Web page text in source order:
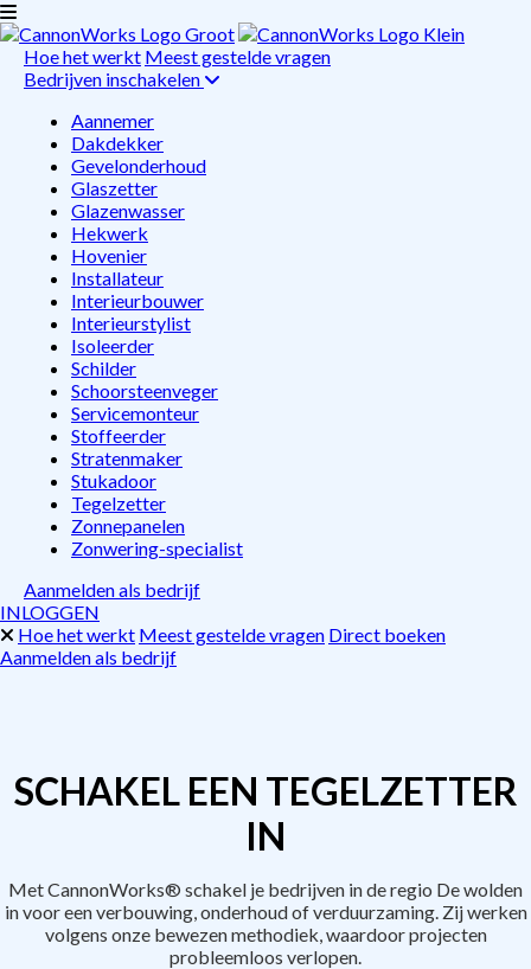
Hoe het werkt Meest gestelde vragen
Bedrijven inschakelen
Aannemer
Dakdekker
Gevelonderhoud
Glaszetter
Glazenwasser
Hekwerk
Hovenier
Installateur
Interieurbouwer
Interieurstylist
Isoleerder
Schilder
Schoorsteenveger
Servicemonteur
Stoffeerder
Stratenmaker
Stukadoor
Tegelzetter
Zonnepanelen
Zonwering-specialist
Aanmelden als bedrijf
INLOGGEN
Hoe het werkt Meest gestelde vragen Direct boeken
Aanmelden als bedrijf
SCHAKEL EEN TEGELZETTER
IN
Met CannonWorks® schakel je bedrijven in de regio De wolden
in voor een verbouwing, onderhoud of verduurzaming. Zij werken
volgens onze bewezen methodiek, waardoor projecten
probleemloos verlopen.